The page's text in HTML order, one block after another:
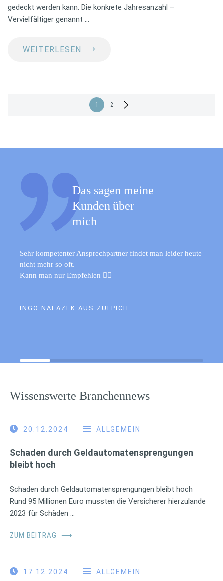
gedeckt werden kann. Die konkrete Jahresanzahl –
Vervielfältiger genannt …
WEITERLESEN ⟶
Seitennummerierung
1 2
Das sagen meine
Kunden über
mich
Sehr kompetenter Ansprechpartner findet man leider heute
nicht mehr so oft.
Kann man nur Empfehlen 👍🏻
INGO NALAZEK AUS ZÜLPICH
Wissenswerte Branchennews
20.12.2024 ALLGEMEIN
Schaden durch Geldautomatensprengungen
bleibt hoch
Schaden durch Geldautomatensprengungen bleibt hoch
Rund 95 Millionen Euro mussten die Versicherer hierzulande
2023 für Schäden …
ZUM BEITRAG ⟶
17.12.2024 ALLGEMEIN